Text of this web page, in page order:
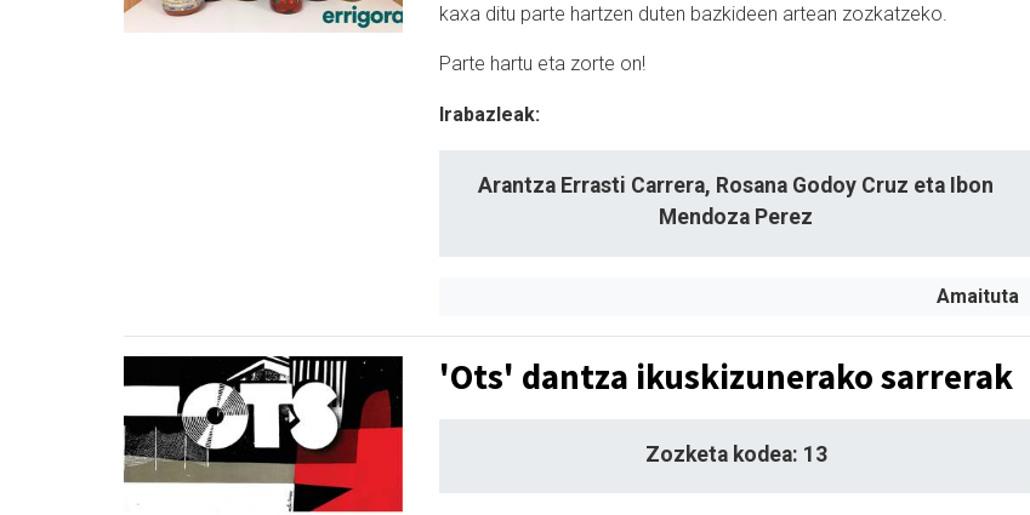
kaxa ditu parte hartzen duten bazkideen artean zozkatzeko.
Parte hartu eta zorte on!
Irabazleak:
Arantza Errasti Carrera, Rosana Godoy Cruz eta Ibon
Mendoza Perez
Amaituta
'Ots' dantza ikuskizunerako sarrerak
Zozketa kodea: 13